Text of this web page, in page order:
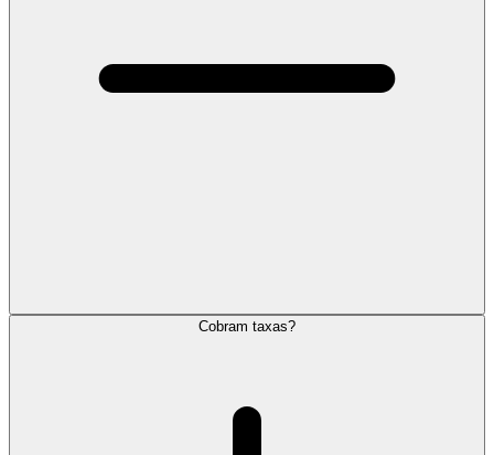
Cobram taxas?